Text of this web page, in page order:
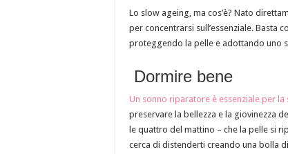
Lo slow ageing, ma cos’è? Nato
per concentrarsi sull’essenziale. Basta
proteggendo la pelle e adottando uno
Dormire bene
Un sonno riparatore è essenziale per la
preservare la bellezza e la giovinezza
le quattro del mattino – che la pelle si
cerca di distenderti creando una bolla